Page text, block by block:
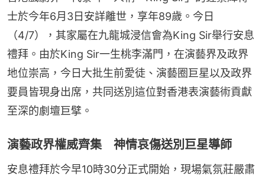
士於今年6月3日安詳離世，享年89歲。今日
（4/7），其家屬在九龍城浸信會為King Sir舉行安息
禮拜。由於King Sir一生桃李滿門，在演藝界及政界
地位崇高，今日大批生前愛徒、演藝圈巨星以及政界
要員皆現身出席，共同送別這位對香港表演藝術貢獻
至深的劇壇巨擘。
演藝政界權威齊集 神情哀傷送別巨星導師
安息禮拜於今早10時30分正式開始，現場氣氛莊嚴肅